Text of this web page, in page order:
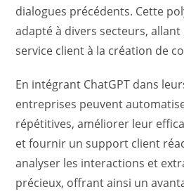
dialogues précédents. Cette
adapté à divers secteurs,
service client à la création de
En intégrant ChatGPT dans
entreprises peuvent
répétitives, améliorer leur
et fournir un support client
analyser les interactions et
précieux, offrant ainsi un